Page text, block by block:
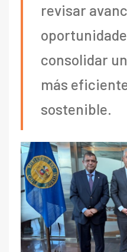
revisar
consolidar
más
sostenible.